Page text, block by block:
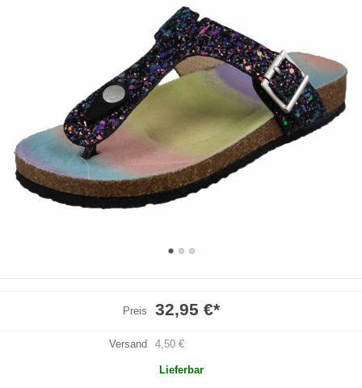
Preis 32,95 €*
Versand 4,50 €
Lieferbar